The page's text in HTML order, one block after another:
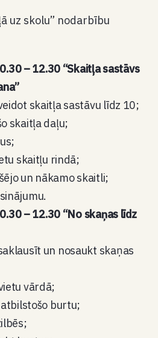
uz skolu” nodarbību
– 12.30 “Skaitļa sastāvs
skaitļa sastāvu līdz 10;
skaitļa daļu;
skaitļu rindā;
un nākamo skaitli;
– 12.30 “No skaņas līdz
un nosaukt skaņas
vārdā;
burtu;